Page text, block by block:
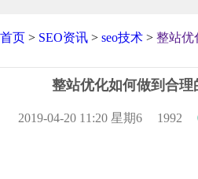
首页 > SEO资讯 > seo技术 > 整站优
整站优化如何做到合理
2019-04-20 11:20 星期6 1992